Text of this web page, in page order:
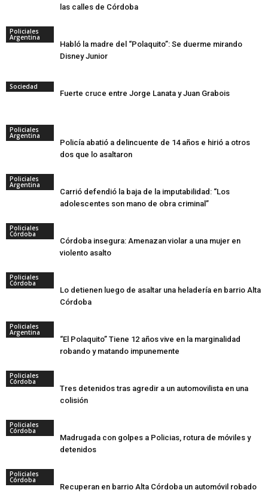
las calles de Córdoba
Policiales
Argentina
Habló la madre del “Polaquito”: Se duerme mirando
Disney Junior
Sociedad
Fuerte cruce entre Jorge Lanata y Juan Grabois
Policiales
Argentina
Policía abatió a delincuente de 14 años e hirió a otros
dos que lo asaltaron
Policiales
Argentina
Carrió defendió la baja de la imputabilidad: “Los
adolescentes son mano de obra criminal”
Policiales
Córdoba
Córdoba insegura: Amenazan violar a una mujer en
violento asalto
Policiales
Córdoba
Lo detienen luego de asaltar una heladería en barrio Alta
Córdoba
Policiales
Argentina
“El Polaquito” Tiene 12 años vive en la marginalidad
robando y matando impunemente
Policiales
Córdoba
Tres detenidos tras agredir a un automovilista en una
colisión
Policiales
Córdoba
Madrugada con golpes a Policias, rotura de móviles y
detenidos
Policiales
Córdoba
Recuperan en barrio Alta Córdoba un automóvil robado